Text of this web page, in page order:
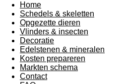
Home
Schedels & skeletten
Opgezette dieren
Vlinders & insecten
Decoratie
Edelstenen & mineralen
Kosten prepareren
Markten schema
Contact